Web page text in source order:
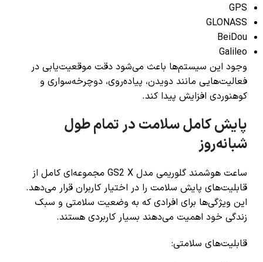
GPS
GLONASS
BeiDou
Galileo
وجود این سیستم‌ها باعث می‌شود دقت موقعیت‌یابی در
فعالیت‌هایی مانند دویدن، پیاده‌روی، دوچرخه‌سواری و
کوهنوردی افزایش پیدا کند.
پایش کامل سلامت در تمام طول
شبانه‌روز
ساعت هوشمند گلوریمی مدل GS2 X مجموعه‌ای کامل از
قابلیت‌های پایش سلامت را در اختیار کاربران قرار می‌دهد.
این ویژگی‌ها برای افرادی که به وضعیت سلامتی و سبک
زندگی خود اهمیت می‌دهند بسیار کاربردی هستند.
قابلیت‌های سلامتی: